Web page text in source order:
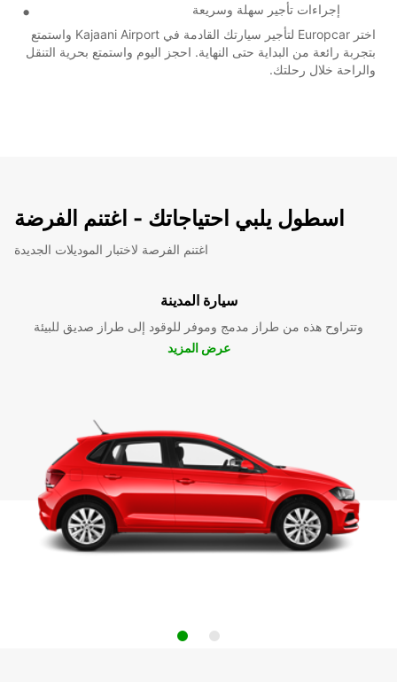
إجراءات تأجير سهلة وسريعة
اختر Europcar لتأجير سيارتك القادمة في Kajaani Airport واستمتع
بتجربة رائعة من البداية حتى النهاية. احجز اليوم واستمتع بحرية التنقل
والراحة خلال رحلتك.
اسطول يلبي احتياجاتك - اغتنم الفرضة
اغتنم الفرصة لاختبار الموديلات الجديدة
سيارة المدينة
وتتراوح هذه من طراز مدمج وموفر للوقود إلى طراز صديق للبيئة
عرض المزيد